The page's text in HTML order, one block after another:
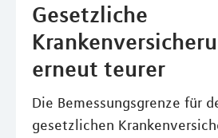
Gesetzliche
erneut teurer
Die Bemessungsgrenze für
gesetzlichen